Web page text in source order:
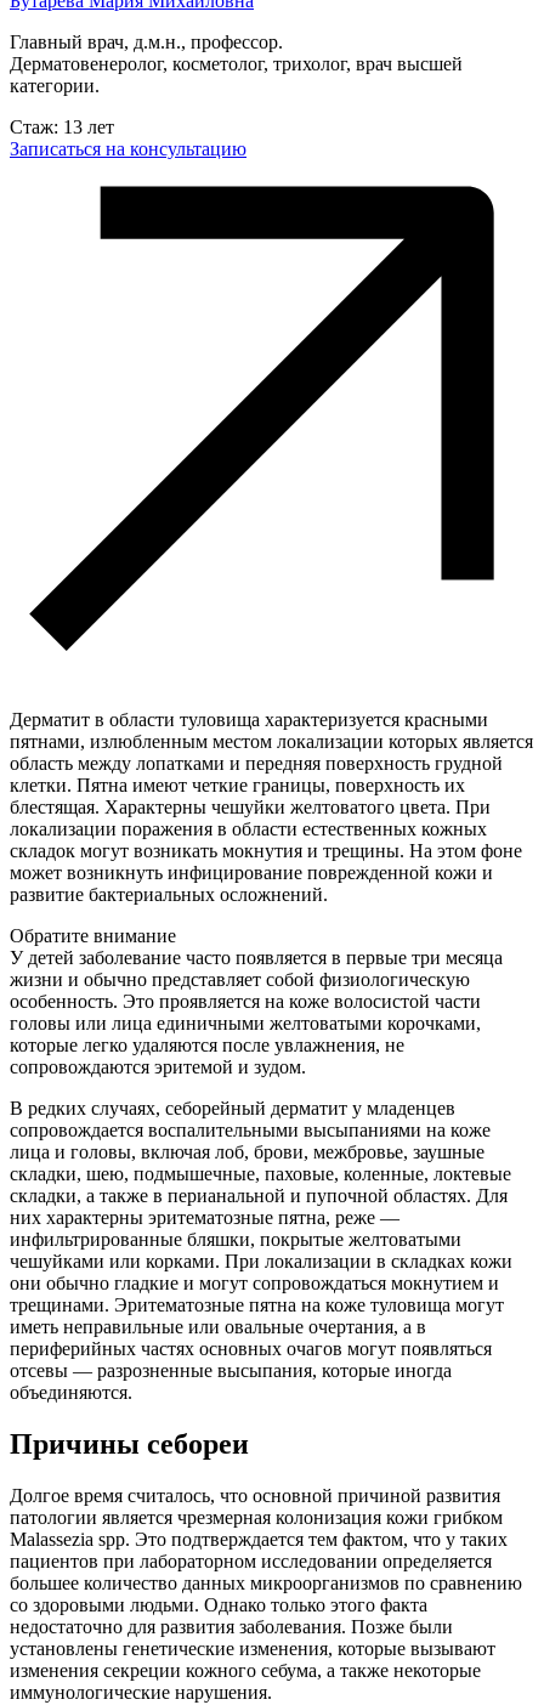
Главный врач, д.м.н., профессор.
Дерматовенеролог, косметолог, трихолог, врач высшей
категории.
Стаж: 13 лет
Записаться на консультацию
Дерматит в области туловища характеризуется красными
пятнами, излюбленным местом локализации которых является
область между лопатками и передняя поверхность грудной
клетки. Пятна имеют четкие границы, поверхность их
блестящая. Характерны чешуйки желтоватого цвета. При
локализации поражения в области естественных кожных
складок могут возникать мокнутия и трещины. На этом фоне
может возникнуть инфицирование поврежденной кожи и
развитие бактериальных осложнений.
Обратите внимание
У детей заболевание часто появляется в первые три месяца
жизни и обычно представляет собой физиологическую
особенность. Это проявляется на коже волосистой части
головы или лица единичными желтоватыми корочками,
которые легко удаляются после увлажнения, не
сопровождаются эритемой и зудом.
В редких случаях, себорейный дерматит у младенцев
сопровождается воспалительными высыпаниями на коже
лица и головы, включая лоб, брови, межбровье, заушные
складки, шею, подмышечные, паховые, коленные, локтевые
складки, а также в перианальной и пупочной областях. Для
них характерны эритематозные пятна, реже —
инфильтрированные бляшки, покрытые желтоватыми
чешуйками или корками. При локализации в складках кожи
они обычно гладкие и могут сопровождаться мокнутием и
трещинами. Эритематозные пятна на коже туловища могут
иметь неправильные или овальные очертания, а в
периферийных частях основных очагов могут появляться
отсевы — разрозненные высыпания, которые иногда
объединяются.
Причины себореи
Долгое время считалось, что основной причиной развития
патологии является чрезмерная колонизация кожи грибком
Malassezia spp. Это подтверждается тем фактом, что у таких
пациентов при лабораторном исследовании определяется
большее количество данных микроорганизмов по сравнению
со здоровыми людьми. Однако только этого факта
недостаточно для развития заболевания. Позже были
установлены генетические изменения, которые вызывают
изменения секреции кожного себума, а также некоторые
иммунологические нарушения.